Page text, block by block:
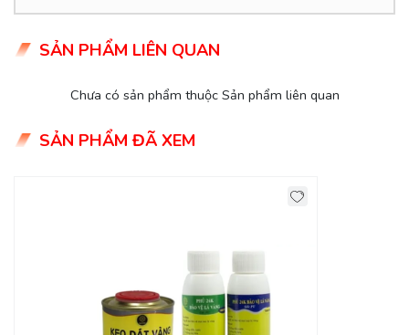
SẢN PHẨM LIÊN QUAN
Chưa có sản phẩm thuộc Sản phẩm liên quan
SẢN PHẨM ĐÃ XEM